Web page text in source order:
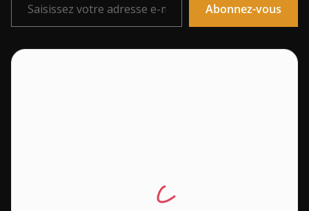
Abonnez-vous